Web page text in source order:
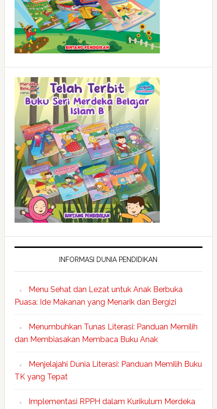
INFORMASI DUNIA PENDIDIKAN
Menu Sehat dan Lezat untuk Anak Berbuka
Puasa: Ide Makanan yang Menarik dan Bergizi
Menumbuhkan Tunas Literasi: Panduan Memilih
dan Membiasakan Membaca Buku Anak
Menjelajahi Dunia Literasi: Panduan Memilih Buku
TK yang Tepat
Implementasi RPPH dalam Kurikulum Merdeka